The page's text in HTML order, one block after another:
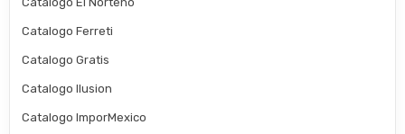
Catalogo Ferreti
Catalogo Gratis
Catalogo Ilusion
Catalogo ImporMexico